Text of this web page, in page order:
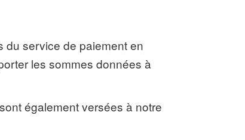
du service de paiement en
les sommes données à
également versées à notre